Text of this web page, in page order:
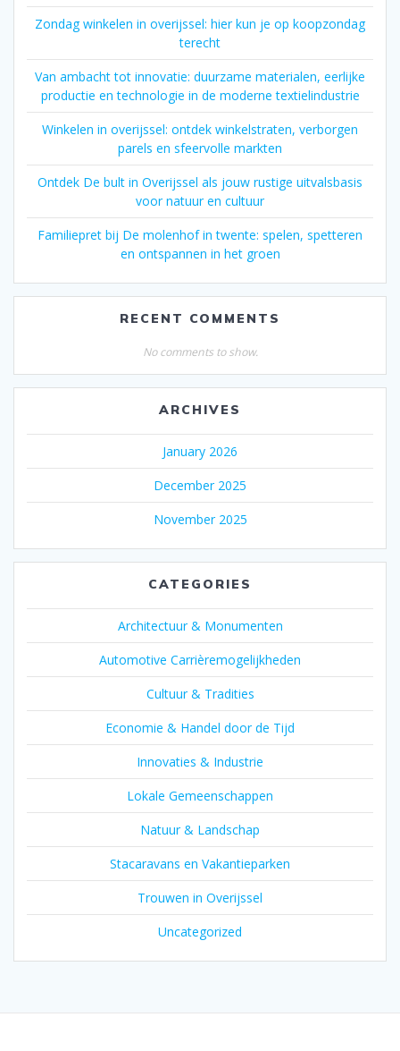
Zondag winkelen in overijssel: hier kun je op koopzondag
terecht
Van ambacht tot innovatie: duurzame materialen, eerlijke
productie en technologie in de moderne textielindustrie
Winkelen in overijssel: ontdek winkelstraten, verborgen
parels en sfeervolle markten
Ontdek De bult in Overijssel als jouw rustige uitvalsbasis
voor natuur en cultuur
Familiepret bij De molenhof in twente: spelen, spetteren
en ontspannen in het groen
RECENT COMMENTS
No comments to show.
ARCHIVES
January 2026
December 2025
November 2025
CATEGORIES
Architectuur & Monumenten
Automotive Carrièremogelijkheden
Cultuur & Tradities
Economie & Handel door de Tijd
Innovaties & Industrie
Lokale Gemeenschappen
Natuur & Landschap
Stacaravans en Vakantieparken
Trouwen in Overijssel
Uncategorized